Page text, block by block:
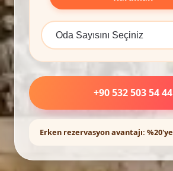
+90 532 503 54 44
Erken rezervasyon avantajı: